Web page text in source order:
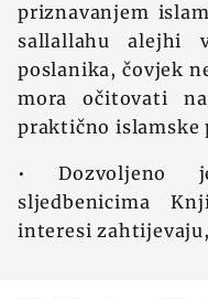
priznavanjem
sallallahu alejhi
poslanika, čovjek
mora očitovati
praktično islamske
• Dozvoljeno
sljedbenicima
interesi